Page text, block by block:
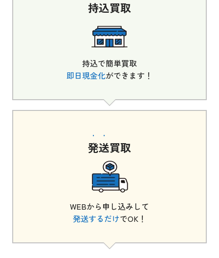
持込買取
持込で簡単買取
即日現金化ができます！
発送買取
WEBから申し込みして
発送するだけでOK！